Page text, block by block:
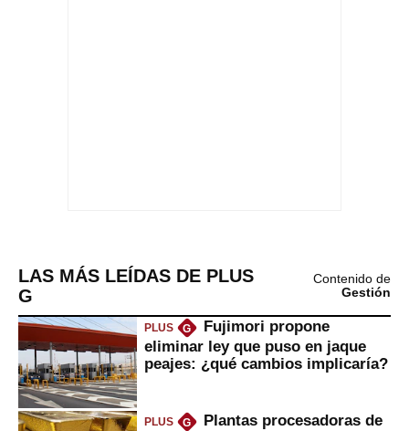
LAS MÁS LEÍDAS DE PLUS
G
Contenido de
Gestión
PLUS G
Fujimori propone
eliminar ley que puso en jaque
peajes: ¿qué cambios implicaría?
PLUS G
Plantas procesadoras de